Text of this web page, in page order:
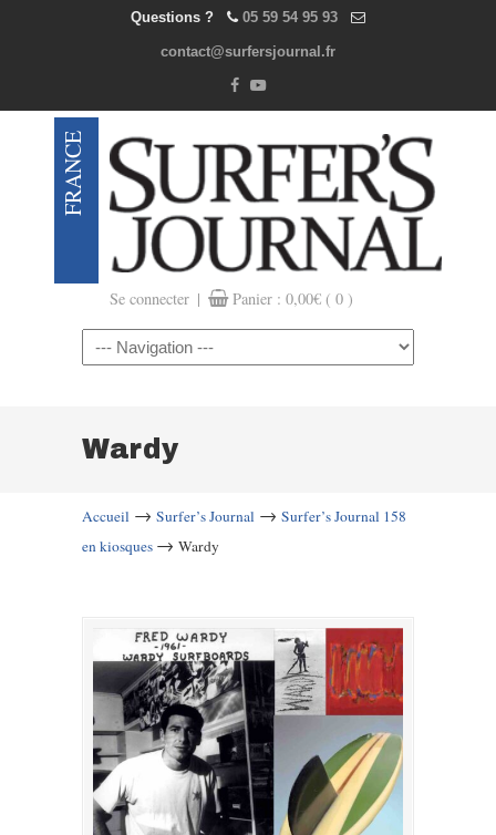
Questions ? 05 59 54 95 93
contact@surfersjournal.fr
Se connecter | Panier : 0,00€ ( 0 )
Navigation
Wardy
Accueil → Surfer’s Journal → Surfer’s Journal 158
en kiosques → Wardy